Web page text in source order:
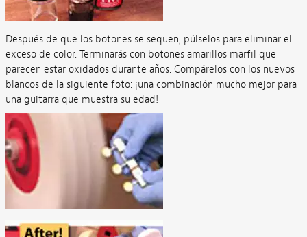
Después de que los botones se sequen, púlselos para eliminar el
exceso de color. Terminarás con botones amarillos marfil que
parecen estar oxidados durante años. Compárelos con los nuevos
blancos de la siguiente foto: ¡una combinación mucho mejor para
una guitarra que muestra su edad!